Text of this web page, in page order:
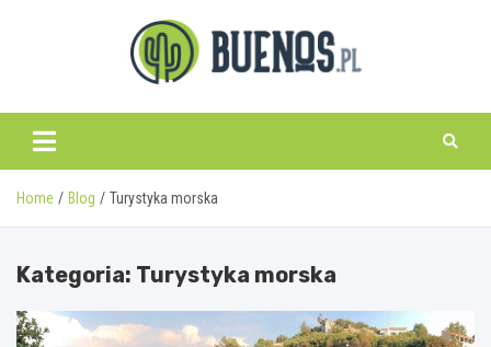
www.buenos.pl
Home Blog Turystyka morska
Kategoria: Turystyka morska